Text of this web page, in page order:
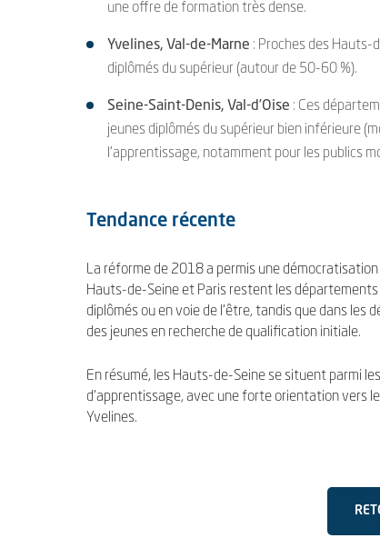
une offre de formation très dense.
Yvelines, Val-de-Marne : Proches des Hauts-
diplômés du supérieur (autour de 50-60 %).
Seine-Saint-Denis, Val-d’Oise : Ces
jeunes diplômés du supérieur bien inférieure
l’apprentissage, notamment pour les publics
Tendance récente
La réforme de 2018 a permis une
Hauts-de-Seine et Paris restent les
diplômés ou en voie de l’être, tandis que dans
des jeunes en recherche de qualification initiale.
En résumé, les Hauts-de-Seine se situent parmi
d’apprentissage, avec une forte orientation vers
Yvelines.